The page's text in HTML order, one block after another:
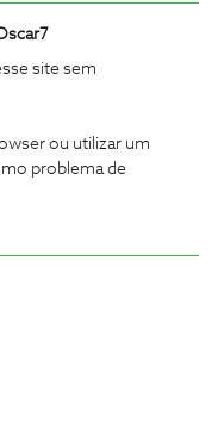
site sem
ou utilizar um
problema de